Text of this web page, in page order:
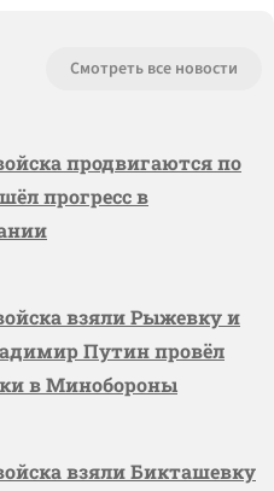
Смотреть все новости
продвигаются по
прогресс в
взяли Рыжевку и
Путин провёл
в Минобороны
взяли Бикташевку